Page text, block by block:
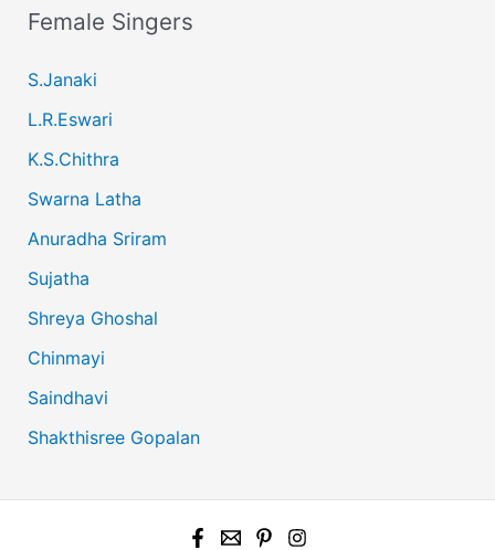
Female Singers
S.Janaki
L.R.Eswari
K.S.Chithra
Swarna Latha
Anuradha Sriram
Sujatha
Shreya Ghoshal
Chinmayi
Saindhavi
Shakthisree Gopalan